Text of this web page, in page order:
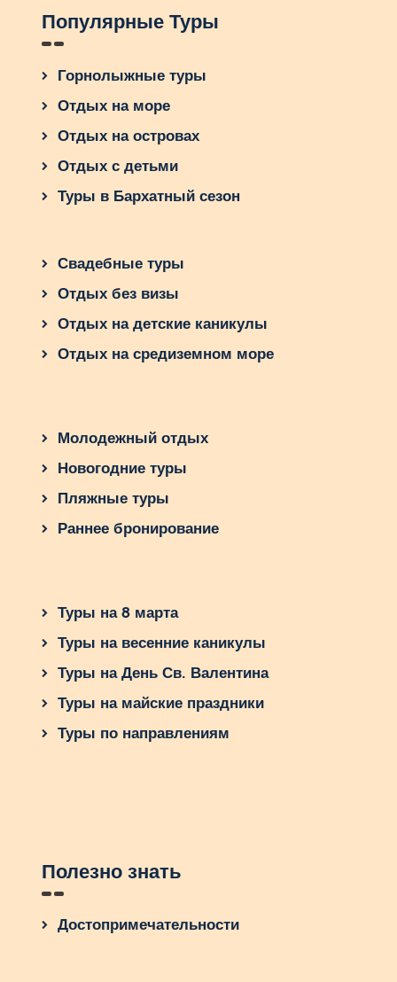
Популярные Туры
Горнолыжные туры
Отдых на море
Отдых на островах
Отдых с детьми
Туры в Бархатный сезон
Свадебные туры
Отдых без визы
Отдых на детские каникулы
Отдых на средиземном море
Молодежный отдых
Новогодние туры
Пляжные туры
Раннее бронирование
Туры на 8 марта
Туры на весенние каникулы
Туры на День Св. Валентина
Туры на майские праздники
Туры по направлениям
Полезно знать
Достопримечательности